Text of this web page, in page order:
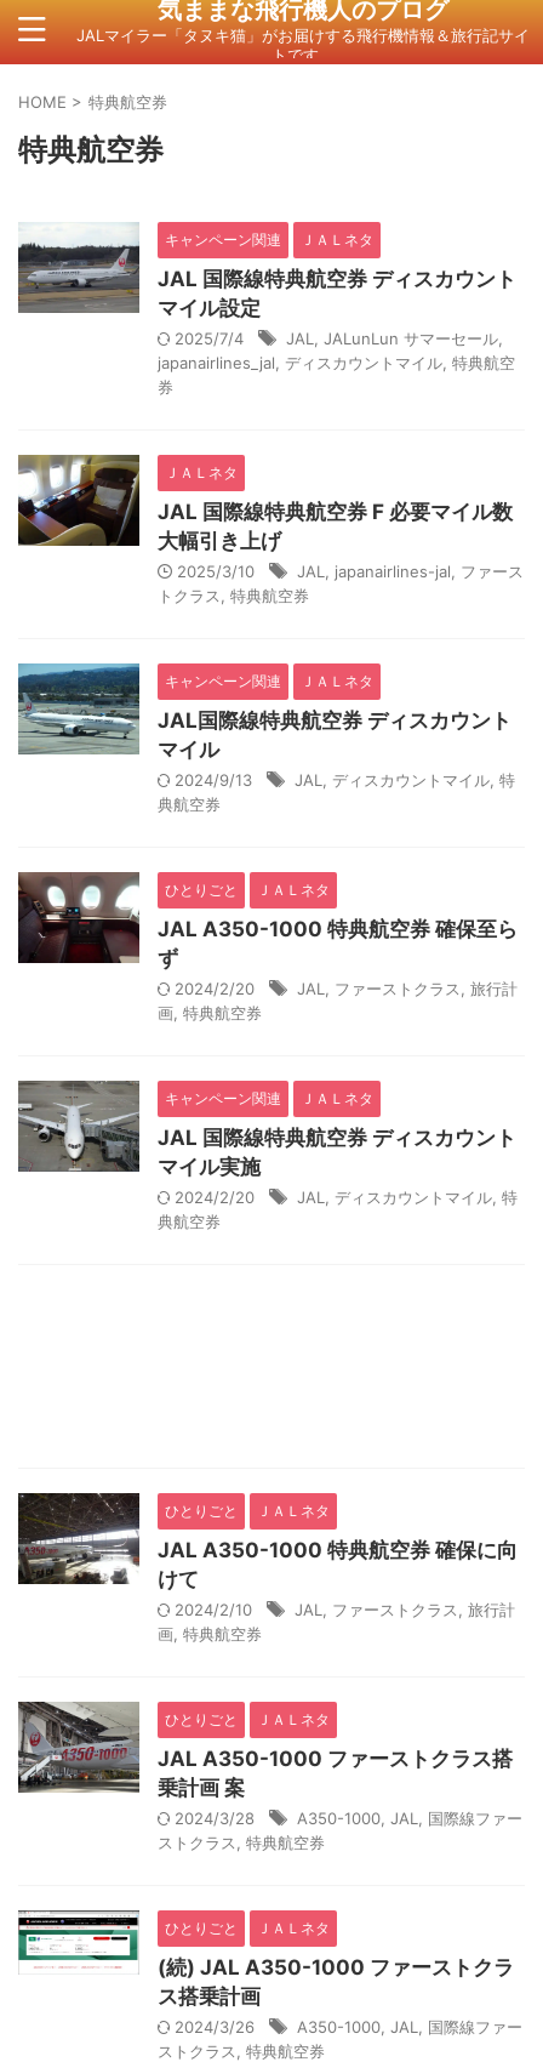
気ままな飛行機人のプログ
JALマイラー「タヌキ猫」がお届けする飛行機情報＆旅行記サイ
トです。
HOME > 特典航空券
特典航空券
キャンペーン関連 ＪＡＬネタ
JAL 国際線特典航空券 ディスカウント
マイル設定
2025/7/4 JAL JALunLun サマーセール
japanairlines_jal
ディスカウントマイル 特典航空
券
ＪＡＬネタ
JAL 国際線特典航空券 F 必要マイル数
大幅引き上げ
2025/3/10 JAL japanairlines-jal
ファース
トクラス
特典航空券
キャンペーン関連 ＪＡＬネタ
JAL国際線特典航空券 ディスカウント
マイル
2024/9/13 JAL ディスカウントマイル 特
典航空券
ひとりごと ＪＡＬネタ
JAL A350-1000 特典航空券 確保至ら
ず
2024/2/20 JAL ファーストクラス
旅行計
画 特典航空券
キャンペーン関連 ＪＡＬネタ
JAL 国際線特典航空券 ディスカウント
マイル実施
2024/2/20 JAL ディスカウントマイル 特
典航空券
ひとりごと ＪＡＬネタ
JAL A350-1000 特典航空券 確保に向
けて
2024/2/10 JAL ファーストクラス
旅行計
画 特典航空券
ひとりごと ＪＡＬネタ
JAL A350-1000 ファーストクラス搭
乗計画 案
2024/3/28 A350-1000 JAL
国際線ファー
ストクラス
特典航空券
ひとりごと ＪＡＬネタ
(続) JAL A350-1000 ファーストクラ
ス搭乗計画
2024/3/26 A350-1000 JAL
国際線ファー
ストクラス
特典航空券